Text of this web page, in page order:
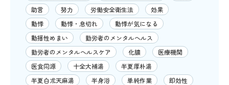
助言
努力 労働安全衛生法
効果
動悸
動悸・息切れ
動悸が気になる
動揺性めまい
勤労者のメンタルヘルス
勤労者のメンタルヘルスケア
化膿
医療機関
医食同源
十全大補湯
半夏厚朴湯
半夏白朮天麻湯
半身浴 単純作業
即効性